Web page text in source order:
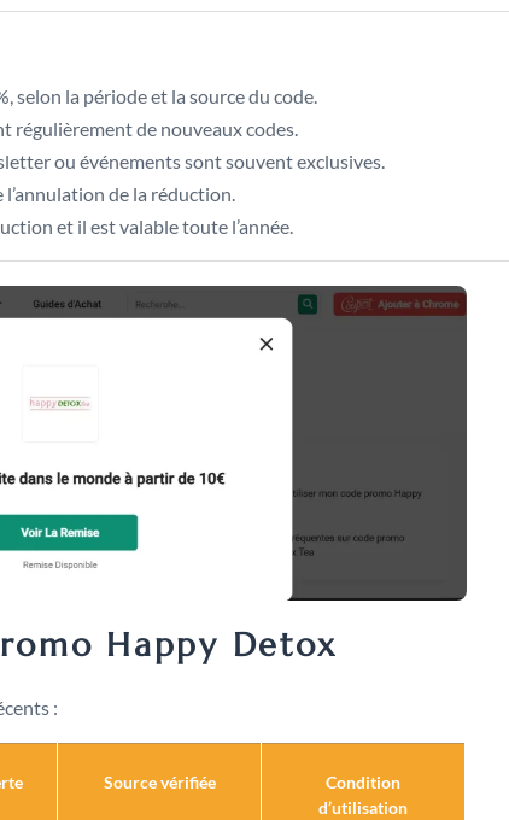
selon la période et la source du code.
régulièrement de nouveaux codes.
ou événements sont souvent exclusives.
de la réduction.
et il est valable toute l’année.
Happy Detox
:
Source vérifiée
Condition
d’utilisation